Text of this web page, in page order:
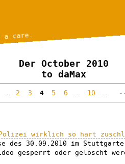
a care.
Der October 2010
to daMax
2 3 4 5 6 10
Polizei wirklich so hart
des 30.09.2010 im
gesperrt oder gelöscht